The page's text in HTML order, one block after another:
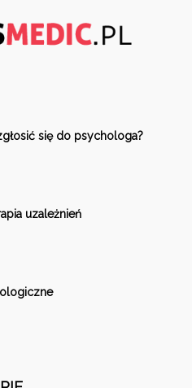
się do psychologa?
uzależnień